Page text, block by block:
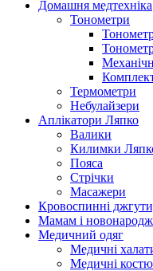
Домашня медтехніка
Тонометри
Термометри
Небулайзери
Аплікатори Ляпко
Валики
Килимки
Пояса
Стрічки
Масажери
Кровоспинні
Мамам і
Медичний одяг
Медичні
Медичні